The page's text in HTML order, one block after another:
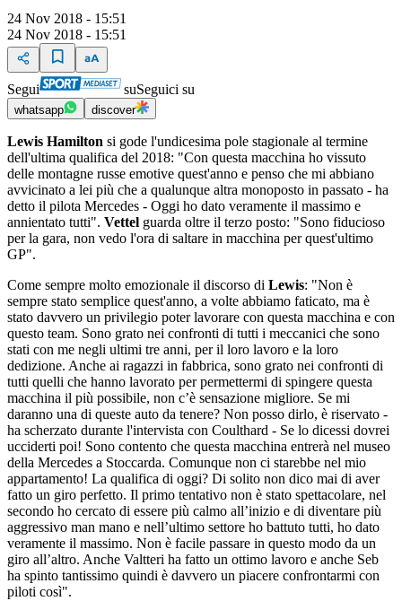
24 Nov 2018 - 15:51
24 Nov 2018 - 15:51
Segui suSeguici su
whatsapp discover
Lewis Hamilton si gode l'undicesima pole stagionale al termine
dell'ultima qualifica del 2018: "Con questa macchina ho vissuto
delle montagne russe emotive quest'anno e penso che mi abbiano
avvicinato a lei più che a qualunque altra monoposto in passato - ha
detto il pilota Mercedes - Oggi ho dato veramente il massimo e
annientato tutti". Vettel guarda oltre il terzo posto: "Sono fiducioso
per la gara, non vedo l'ora di saltare in macchina per quest'ultimo
GP".
Come sempre molto emozionale il discorso di Lewis: "Non è
sempre stato semplice quest'anno, a volte abbiamo faticato, ma è
stato davvero un privilegio poter lavorare con questa macchina e con
questo team. Sono grato nei confronti di tutti i meccanici che sono
stati con me negli ultimi tre anni, per il loro lavoro e la loro
dedizione. Anche ai ragazzi in fabbrica, sono grato nei confronti di
tutti quelli che hanno lavorato per permettermi di spingere questa
macchina il più possibile, non c’è sensazione migliore. Se mi
daranno una di queste auto da tenere? Non posso dirlo, è riservato -
ha scherzato durante l'intervista con Coulthard - Se lo dicessi dovrei
ucciderti poi! Sono contento che questa macchina entrerà nel museo
della Mercedes a Stoccarda. Comunque non ci starebbe nel mio
appartamento! La qualifica di oggi? Di solito non dico mai di aver
fatto un giro perfetto. Il primo tentativo non è stato spettacolare, nel
secondo ho cercato di essere più calmo all’inizio e di diventare più
aggressivo man mano e nell’ultimo settore ho battuto tutti, ho dato
veramente il massimo. Non è facile passare in questo modo da un
giro all’altro. Anche Valtteri ha fatto un ottimo lavoro e anche Seb
ha spinto tantissimo quindi è davvero un piacere confrontarmi con
piloti così".